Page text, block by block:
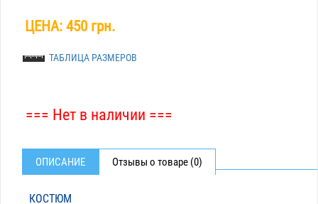
ЦЕНА: 450 грн.
ТАБЛИЦА РАЗМЕРОВ
=== Нет в наличии ===
ОПИСАНИЕ Отзывы о товаре (0)
КОСТЮМ